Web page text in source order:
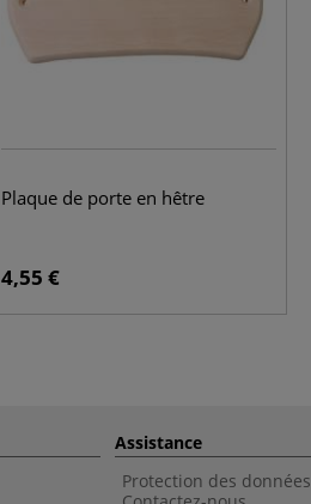
Plaque de porte en hêtre
4,55 €
Assistance
Protection des données